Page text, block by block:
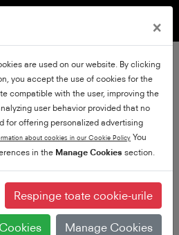
TV
ca
acum
×
are used on our website. By clicking
you accept the use of cookies for the
compatible with the user, improving the
user behavior provided that no
for offering personalized advertising
about cookies in our Cookie Policy You
in the Manage Cookies section.
Respinge toate cookie-urile
Manage Cookies